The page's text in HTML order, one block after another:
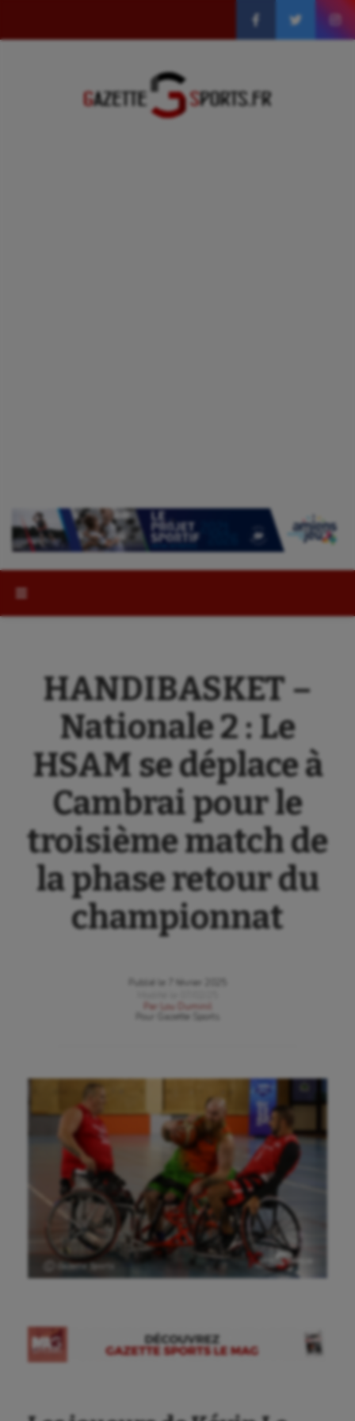
HANDIBASKET –
Nationale 2 : Le
HSAM se déplace à
Cambrai pour le
troisième match de
la phase retour du
championnat
Publié le
7 février 2025
Par
Lou Duminil
Gazette Sports
Ⓒ Gazette Sports